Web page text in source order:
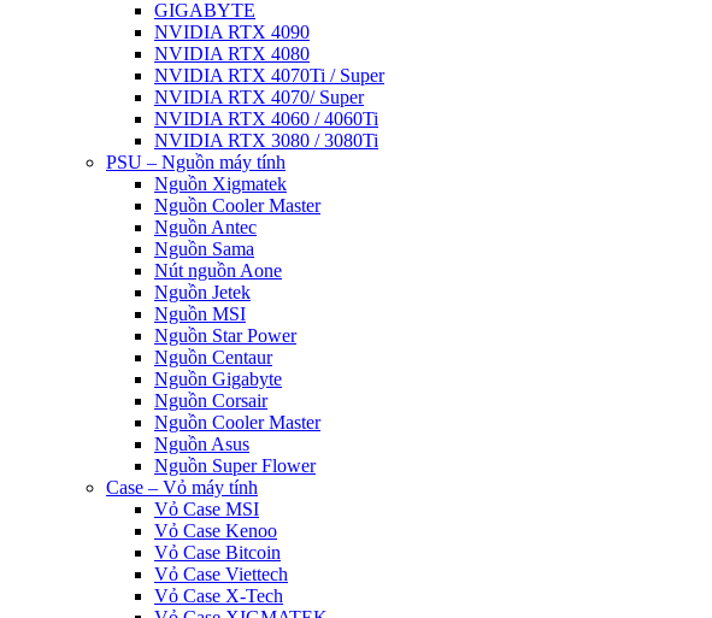
GIGABYTE
NVIDIA RTX 4090
NVIDIA RTX 4080
NVIDIA RTX 4070Ti / Super
NVIDIA RTX 4070/ Super
NVIDIA RTX 4060 / 4060Ti
NVIDIA RTX 3080 / 3080Ti
PSU – Nguồn máy tính
Nguồn Xigmatek
Nguồn Cooler Master
Nguồn Antec
Nguồn Sama
Nút nguồn Aone
Nguồn Jetek
Nguồn MSI
Nguồn Star Power
Nguồn Centaur
Nguồn Gigabyte
Nguồn Corsair
Nguồn Cooler Master
Nguồn Asus
Nguồn Super Flower
Case – Vỏ máy tính
Vỏ Case MSI
Vỏ Case Kenoo
Vỏ Case Bitcoin
Vỏ Case Viettech
Vỏ Case X-Tech